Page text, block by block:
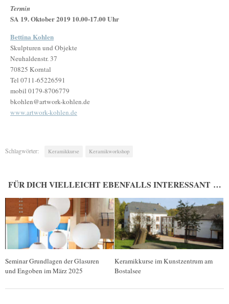
Termin
SA 19. Oktober 2019 10.00-17.00 Uhr
Bettina Kohlen
Skulpturen und Objekte
Neuhaldenstr. 37
70825 Korntal
Tel 0711-65226591
mobil 0179-8706779
bkohlen@artwork-kohlen.de
www.artwork-kohlen.de
Schlagwörter: Keramikkurse Keramikworkshop
FÜR DICH VIELLEICHT EBENFALLS INTERESSANT …
Seminar Grundlagen der Glasuren
und Engoben im März 2025
Keramikkurse im Kunstzentrum am
Bostalsee